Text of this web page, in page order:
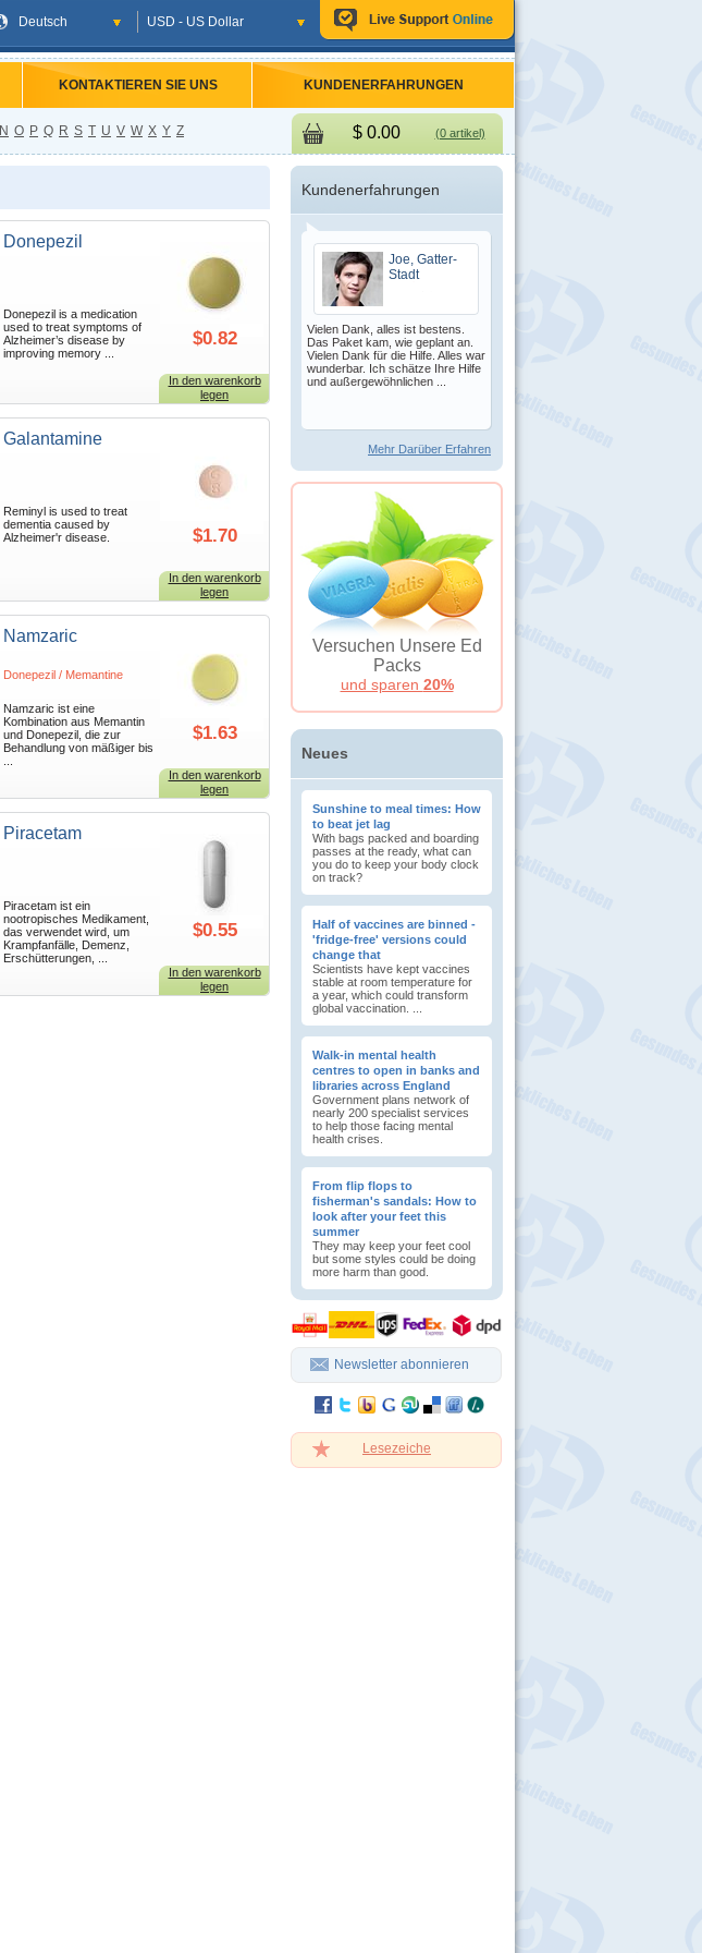
Deutsch USD - US Dollar
KONTAKTIEREN SIE UNS KUNDENERFAHRUNGEN
N O P Q R S T U V W X Y Z $ 0.00 (0 artikel)
Donepezil
Donepezil is a medication
used to treat symptoms of
Alzheimer’s disease by
improving memory ...
$0.82
In den warenkorb
legen
Galantamine
Reminyl is used to treat
dementia caused by
Alzheimer'r disease.
$1.70
In den warenkorb
legen
Namzaric
Donepezil / Memantine
Namzaric ist eine
Kombination aus Memantin
und Donepezil, die zur
Behandlung von mäßiger bis
$1.63
In den warenkorb
legen
Piracetam
Piracetam ist ein
nootropisches Medikament,
das verwendet wird, um
Krampfanfälle, Demenz,
Erschütterungen, ...
$0.55
In den warenkorb
legen
Kundenerfahrungen
Joe, Gatter-
Stadt
Vielen Dank, alles ist bestens.
Das Paket kam, wie geplant an.
Vielen Dank für die Hilfe. Alles war
wunderbar. Ich schätze Ihre Hilfe
und außergewöhnlichen ...
Mehr Darüber Erfahren
Versuchen Unsere Ed
Packs
und sparen 20%
Neues
Sunshine to meal times: How
to beat jet lag
With bags packed and boarding
passes at the ready, what can
you do to keep your body clock
on track?
Half of vaccines are binned -
'fridge-free' versions could
change that
Scientists have kept vaccines
stable at room temperature for
a year, which could transform
global vaccination. ...
Walk-in mental health
centres to open in banks and
libraries across England
Government plans network of
nearly 200 specialist services
to help those facing mental
health crises.
From flip flops to
fisherman's sandals: How to
look after your feet this
summer
They may keep your feet cool
but some styles could be doing
more harm than good.
Newsletter abonnieren
Lesezeiche